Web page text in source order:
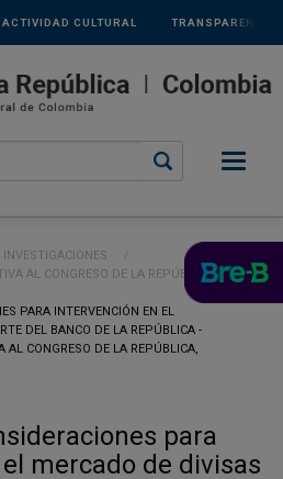
ACTIVIDAD CULTURAL TRANSPARENCIA
AL CONGRESO DE LA REPÚBLICA -
PARA INTERVENCIÓN EN EL
DEL BANCO DE LA REPÚBLICA -
AL CONGRESO DE LA REPÚBLICA,
para
mercado de divisas